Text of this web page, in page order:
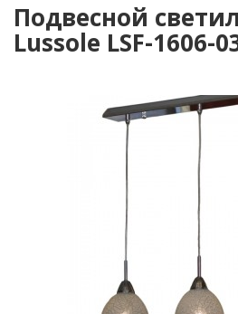
Подвесной
Lussole LSF-1606-